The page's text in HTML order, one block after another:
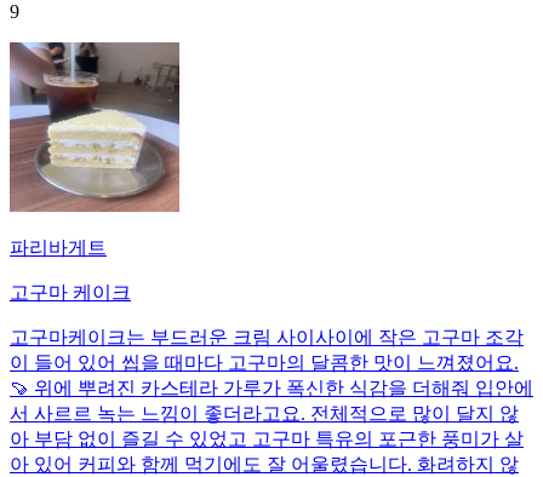
9
파리바게트
고구마 케이크
고구마케이크는 부드러운 크림 사이사이에 작은 고구마 조각
이 들어 있어 씹을 때마다 고구마의 달콤한 맛이 느껴졌어요.
🍠 위에 뿌려진 카스테라 가루가 폭신한 식감을 더해줘 입안에
서 사르르 녹는 느낌이 좋더라고요. 전체적으로 많이 달지 않
아 부담 없이 즐길 수 있었고 고구마 특유의 포근한 풍미가 살
아 있어 커피와 함께 먹기에도 잘 어울렸습니다. 화려하지 않